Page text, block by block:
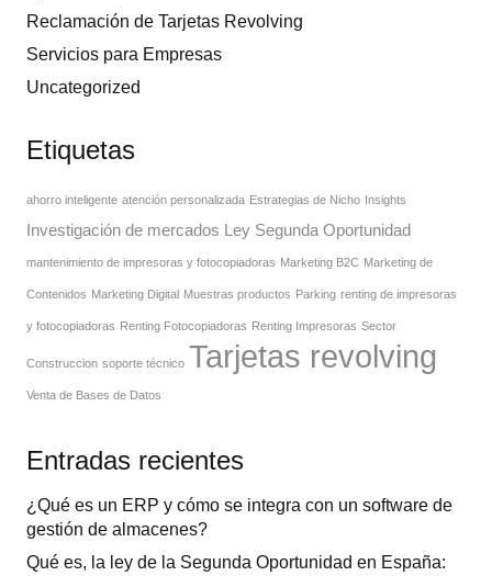
Reclamación de Tarjetas Revolving
Servicios para Empresas
Uncategorized
Etiquetas
ahorro inteligente atención personalizada Estrategias de Nicho Insights
Investigación de mercados Ley Segunda Oportunidad
mantenimiento de impresoras y fotocopiadoras Marketing B2C Marketing de
Contenidos Marketing Digital Muestras productos Parking renting de impresoras
y fotocopiadoras Renting Fotocopiadoras Renting Impresoras Sector
Construccion soporte técnico Tarjetas revolving
Venta de Bases de Datos
Entradas recientes
¿Qué es un ERP y cómo se integra con un software de
gestión de almacenes?
Qué es, la ley de la Segunda Oportunidad en España: